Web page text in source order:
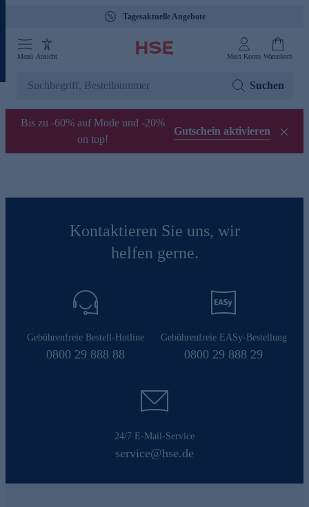
Tagesaktuelle Angebote
Menü Ansicht Mein Konto Warenkorb
Suchen
Bis zu -60% auf Mode und -20%
on top!
Gutschein aktivieren
Kontaktieren Sie uns, wir
helfen gerne.
Gebührenfreie Bestell-Hotline
0800 29 888 88
Gebührenfreie EASy-Bestellung
0800 29 888 29
24/7 E-Mail-Service
service@hse.de